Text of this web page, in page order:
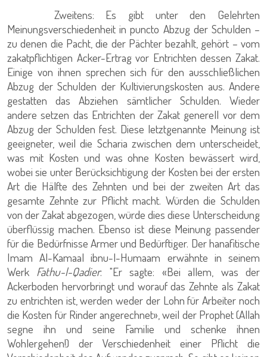
Zweitens: Es gibt unter den Gelehrten
Meinungsverschiedenheit in puncto Abzug der Schulden –
zu denen die Pacht, die der Pächter bezahlt, gehört – vom
zakatpflichtigen Acker-Ertrag vor Entrichten dessen Zakat.
Einige von ihnen sprechen sich für den ausschließlichen
Abzug der Schulden der Kultivierungskosten aus. Andere
gestatten das Abziehen sämtlicher Schulden. Wieder
andere setzen das Entrichten der Zakat generell vor dem
Abzug der Schulden fest. Diese letztgenannte Meinung ist
geeigneter, weil die Scharia zwischen dem unterscheidet,
was mit Kosten und was ohne Kosten bewässert wird,
wobei sie unter Berücksichtigung der Kosten bei der ersten
Art die Hälfte des Zehnten und bei der zweiten Art das
gesamte Zehnte zur Pflicht macht. Würden die Schulden
von der Zakat abgezogen, würde dies diese Unterscheidung
überflüssig machen. Ebenso ist diese Meinung passender
für die Bedürfnisse Armer und Bedürftiger. Der hanafitische
Imam Al-Kamaal ibnu-l-Humaam erwähnte in seinem
Werk Fathu-l-Qadier: "Er sagte: «Bei allem, was der
Ackerboden hervorbringt und worauf das Zehnte als Zakat
zu entrichten ist, werden weder der Lohn für Arbeiter noch
die Kosten für Rinder angerechnet», weil der Prophet (Allah
segne ihn und seine Familie und schenke ihnen
Wohlergehen!) der Verschiedenheit einer Pflicht die